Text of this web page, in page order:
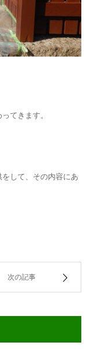
てきます。
して、その内容にあ
次の記事